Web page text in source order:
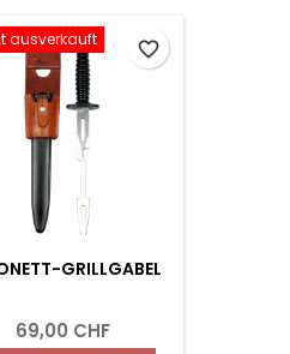
ausverkauft
GRILLGABEL
69,00 CHF
favorite_border